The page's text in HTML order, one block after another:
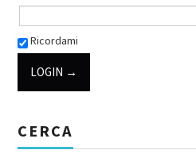
Ricordami
CERCA